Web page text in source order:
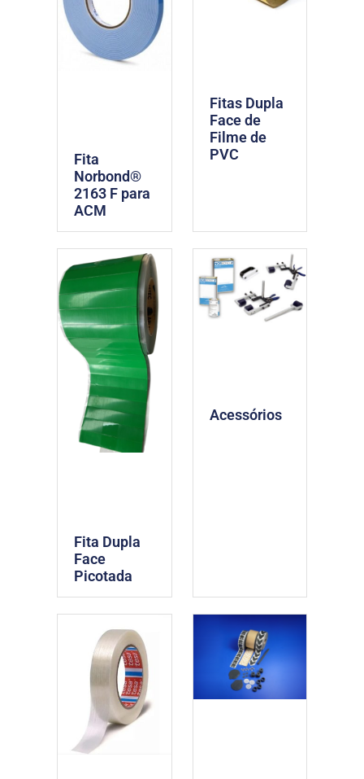
Fita
Norbond®
2163 F para
ACM
Fitas Dupla
Face de
Filme de
PVC
Fita Dupla
Face
Picotada
Acessórios